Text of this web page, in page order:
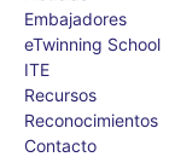
Embajadores
eTwinning School
ITE
Recursos
Reconocimientos
Contacto